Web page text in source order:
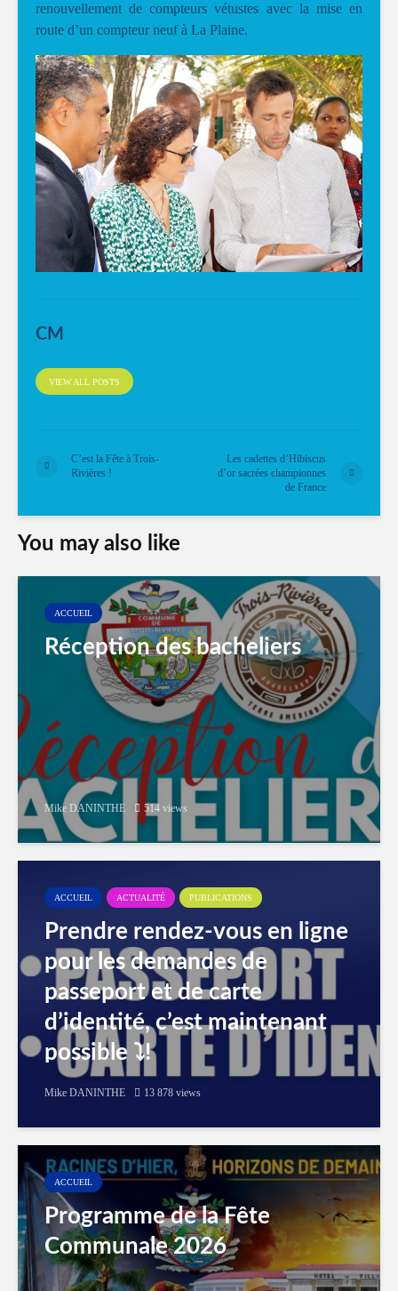
renouvellement de compteurs vétustes avec la mise en
route d’un compteur neuf à La Plaine.
CM
VIEW ALL POSTS
C’est la Fête à Trois-
Rivières !
Les cadettes d’Hibiscus
d’or sacrées championnes
de France
You may also like
ACCUEIL
Réception des bacheliers
Mike DANINTHE 514 views
ACCUEIL ACTUALITÉ PUBLICATIONS
Prendre rendez-vous en ligne
pour les demandes de
passeport et de carte
d’identité, c’est maintenant
possible ⤵️!
Mike DANINTHE 13 878 views
ACCUEIL
Programme de la Fête
Communale 2026